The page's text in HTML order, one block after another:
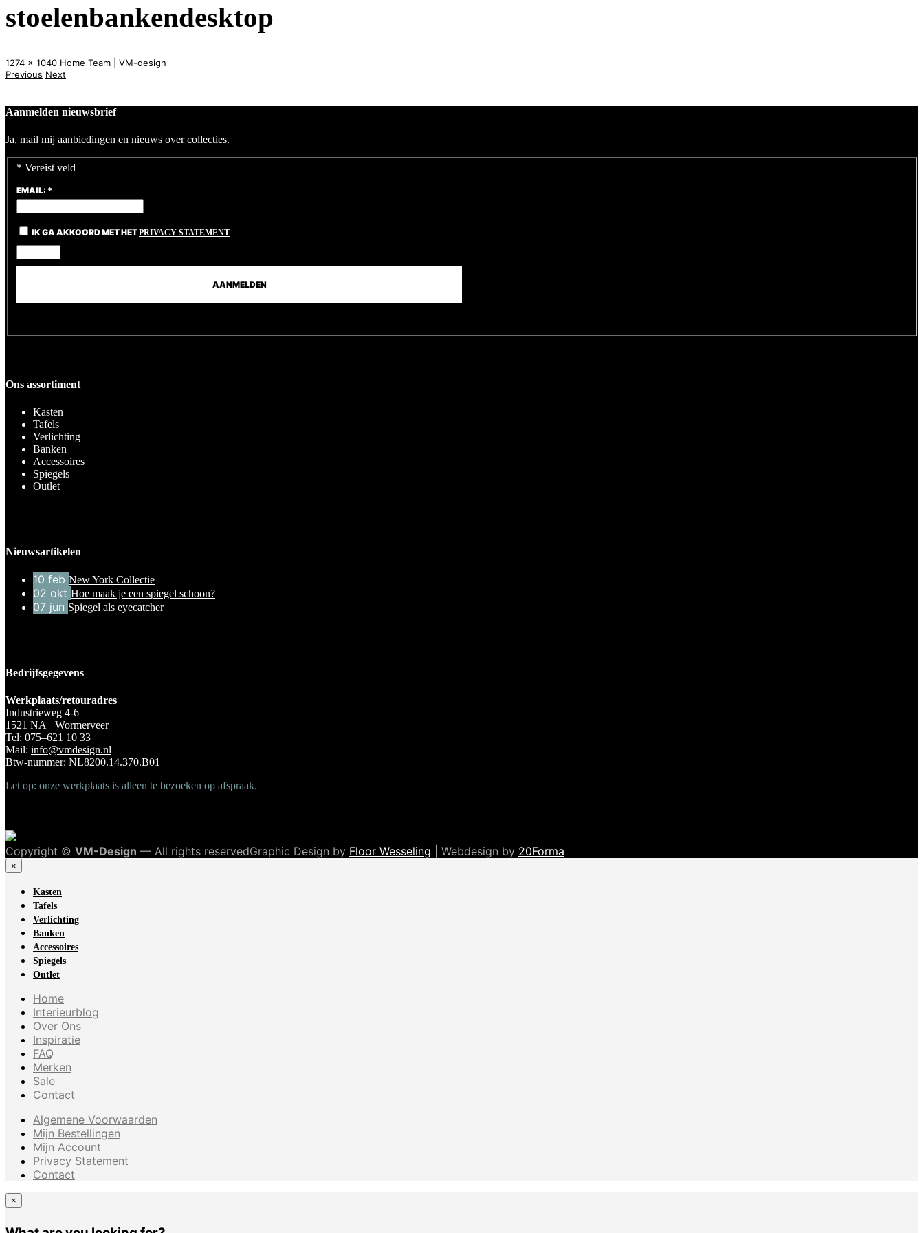
stoelenbankendesktop
1274 x 1040 Home Team | VM-design
Previous Next
Aanmelden nieuwsbrief
Ja, mail mij aanbiedingen en nieuws over collecties.
* Vereist veld
EMAIL: *
IK GA AKKOORD MET HETPRIVACY STATEMENT
Ons assortiment
Kasten
Tafels
Verlichting
Banken
Accessoires
Spiegels
Outlet
Nieuwsartikelen
10 feb New York Collectie
02 okt Hoe maak je een spiegel schoon?
07 jun Spiegel als eyecatcher
Bedrijfsgegevens
Werkplaats/retouradres
Industrieweg 4-6
1521 NA Wormerveer
Tel: 075–621 10 33
Mail: info@vmdesign.nl
Btw-nummer: NL8200.14.370.B01
Let op: onze werkplaats is alleen te bezoeken op afspraak.
Copyright © VM-Design — All rights reservedGraphic Design by Floor Wesseling | Webdesign by 20Forma
×
Kasten
Tafels
Verlichting
Banken
Accessoires
Spiegels
Outlet
Home
Interieurblog
Over Ons
Inspiratie
FAQ
Merken
Sale
Contact
Algemene Voorwaarden
Mijn Bestellingen
Mijn Account
Privacy Statement
Contact
×